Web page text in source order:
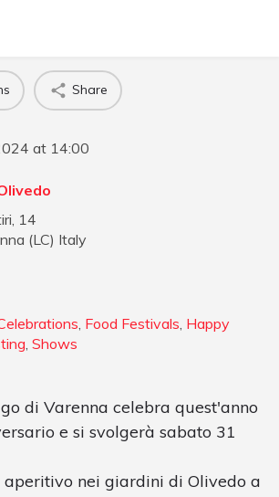
Share
at 14:00
14
(LC) Italy
Food Festivals Happy
Shows
di Varenna celebra quest'anno
e si svolgerà sabato 31
nei giardini di Olivedo a